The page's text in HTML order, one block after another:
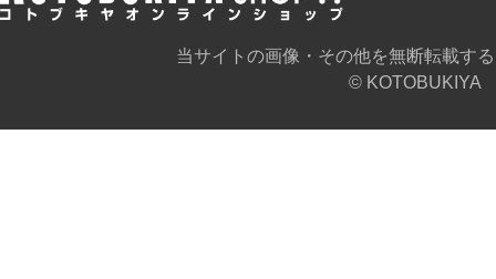
当サイトの画像・その他を無断転載す
© KOTOBUKIYA